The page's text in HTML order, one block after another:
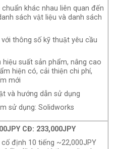
khác nhau liên quan đến
sách vật liệu và danh sách
thông số kỹ thuật yêu cầu
hiệu suất sản phẩm, nâng cao
hiện có, cải thiện chi phí,
mới
và hướng dẫn sử dụng
sử dụng: Solidworks
CĐ: 233,000JPY
định 10 tiếng ~22,000JPY